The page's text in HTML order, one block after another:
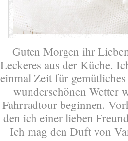
Guten Morgen ihr
Leckeres aus der Küche.
einmal Zeit für
wunderschönen Wetter
Fahrradtour beginnen.
den ich einer lieben
Ich mag den Duft von